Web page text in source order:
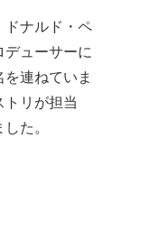
ドナルド・ペ
デューサーに
連ねていま
トリが担当
た。